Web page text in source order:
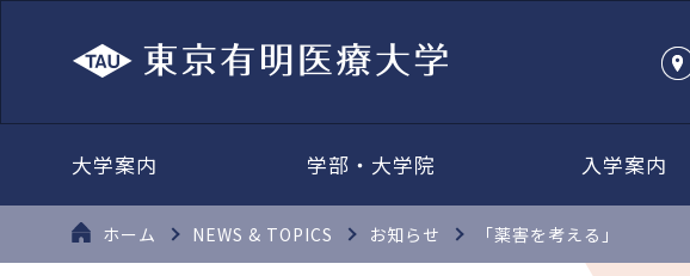
大学案内 学部・大学院 入学案内
ホーム NEWS & TOPICS お知らせ 「薬害を考える」